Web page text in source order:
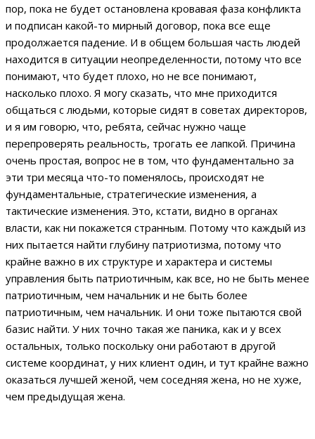
пор, пока не будет остановлена кровавая фаза конфликта
и подписан какой-то мирный договор, пока все еще
продолжается падение. И в общем большая часть людей
находится в ситуации неопределенности, потому что все
понимают, что будет плохо, но не все понимают,
насколько плохо. Я могу сказать, что мне приходится
общаться с людьми, которые сидят в советах директоров,
и я им говорю, что, ребята, сейчас нужно чаще
перепроверять реальность, трогать ее лапкой. Причина
очень простая, вопрос не в том, что фундаментально за
эти три месяца что-то поменялось, происходят не
фундаментальные, стратегические изменения, а
тактические изменения. Это, кстати, видно в органах
власти, как ни покажется странным. Потому что каждый из
них пытается найти глубину патриотизма, потому что
крайне важно в их структуре и характера и системы
управления быть патриотичным, как все, но не быть менее
патриотичным, чем начальник и не быть более
патриотичным, чем начальник. И они тоже пытаются свой
базис найти. У них точно такая же паника, как и у всех
остальных, только поскольку они работают в другой
системе координат, у них клиент один, и тут крайне важно
оказаться лучшей женой, чем соседняя жена, но не хуже,
чем предыдущая жена.